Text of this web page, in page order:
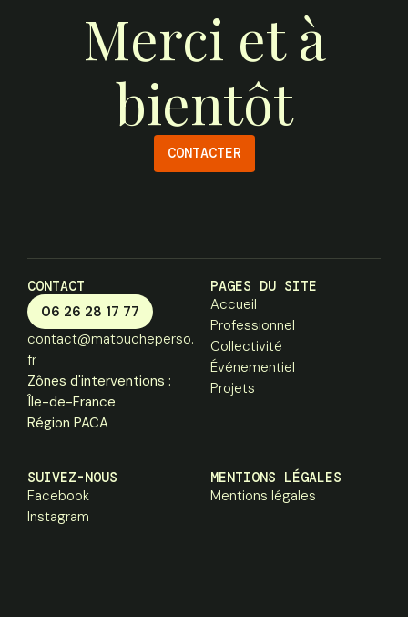
Merci et à
bientôt
CONTACTER
CONTACT
06 26 28 17 77
contact@matoucheperso.
fr
Zônes d'interventions :
Île-de-France
Région PACA
PAGES DU SITE
Accueil
Professionnel
Collectivité
Événementiel
Projets
SUIVEZ-NOUS
Facebook
Instagram
MENTIONS LÉGALES
Mentions légales